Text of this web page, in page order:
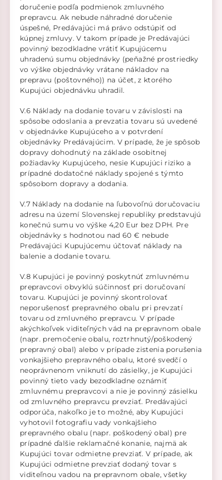
doručenie podľa podmienok zmluvného
prepravcu. Ak nebude náhradné doručenie
úspešné, Predávajúci má právo odstúpiť od
kúpnej zmluvy. V takom prípade je Predávajúci
povinný bezodkladne vrátiť Kupujúcemu
uhradenú sumu objednávky (peňažné prostriedky
vo výške objednávky vrátane nákladov na
prepravu (poštovného)) na účet, z ktorého
Kupujúci objednávku uhradil.
V.6 Náklady na dodanie tovaru v závislosti na
spôsobe odoslania a prevzatia tovaru sú uvedené
v objednávke Kupujúceho a v potvrdení
objednávky Predávajúcim. V prípade, že je spôsob
dopravy dohodnutý na základe osobitnej
požiadavky Kupujúceho, nesie Kupujúci riziko a
prípadné dodatočné náklady spojené s týmto
spôsobom dopravy a dodania.
V.7 Náklady na dodanie na ľubovoľnú doručovaciu
adresu na území Slovenskej republiky predstavujú
konečnú sumu vo výške 4,20 Eur bez DPH. Pre
objednávky s hodnotou nad 60 € nebude
Predávajúci Kupujúcemu účtovať náklady na
balenie a dodanie tovaru.
V.8 Kupujúci je povinný poskytnúť zmluvnému
prepravcovi obvyklú súčinnosť pri doručovaní
tovaru. Kupujúci je povinný skontrolovať
neporušenosť prepravného obalu pri prevzatí
tovaru od zmluvného prepravcu. V prípade
akýchkoľvek viditeľných vád na prepravnom obale
(napr. premočenie obalu, roztrhnutý/poškodený
prepravný obal) alebo v prípade zistenia porušenia
vonkajšieho prepravného obalu, ktoré svedčí o
neoprávnenom vniknutí do zásielky, je Kupujúci
povinný tieto vady bezodkladne oznámiť
zmluvnému prepravcovi a nie je povinný zásielku
od zmluvného prepravcu prevziať. Predávajúci
odporúča, nakoľko je to možné, aby Kupujúci
vyhotovil fotografiu vady vonkajšieho
prepravného obalu (napr. poškodený obal) pre
prípadné ďalšie reklamačné konanie, najmä ak
Kupujúci tovar odmietne prevziať. V prípade, ak
Kupujúci odmietne prevziať dodaný tovar s
viditeľnou vadou na prepravnom obale, všetky